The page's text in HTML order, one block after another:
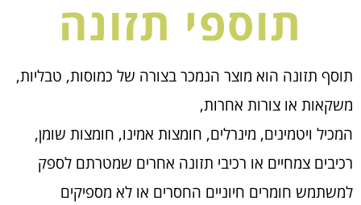
תוספי תזונה
תוסף תזונה הוא מוצר הנמכר בצורה של כמוסות, טבליות,
משקאות או צורות אחרות,
המכיל ויטמינים, מינרלים, חומצות אמינו, חומצות שומן,
רכיבים צמחיים או רכיבי תזונה אחרים שמטרתם לספק
למשתמש חומרים חיוניים החסרים או לא מספיקים